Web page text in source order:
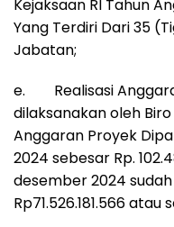
Kejaksaan RI Tahun
Yang Terdiri Dari 35
Jabatan;
e. Realisasi
dilaksanakan oleh
Anggaran Proyek
2024 sebesar Rp.
desember 2024
Rp71.526.181.566 atau